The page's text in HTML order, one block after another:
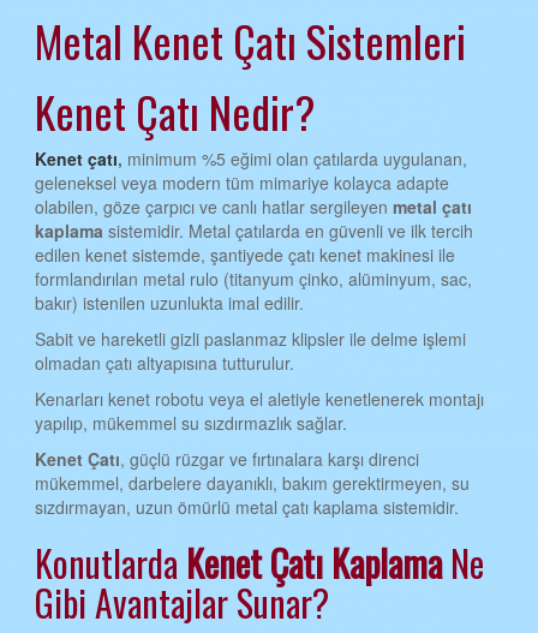
AYDIN KENET ÇATI
BALIKESİR KENET ÇATI
BİLECİK KENET ÇATI
BİNGÖL KENET ÇATI
BİTLİS KENET ÇATI
BOLU KENET ÇATI
BURDUR KENET ÇATI
ÇANAKKALE KENET ÇATI
ÇANKIRI KENET ÇATI
ÇORUM KENET ÇATI
DENİZLİ KENET ÇATI
EDİRNE KENET ÇATI
ELAZIĞ KENET ÇATI
Metal Kenet Çatı Sistemleri
Kenet Çatı Nedir?
Kenet çatı, minimum %5 eğimi olan çatılarda uygulanan,
geleneksel veya modern tüm mimariye kolayca adapte
olabilen, göze çarpıcı ve canlı hatlar sergileyenmetal çatı
kaplamasistemidir. Metal çatılarda en güvenli ve ilk tercih
edilen kenet sistemde, şantiyede çatı kenet makinesi ile
formlandırılan metal rulo (titanyum çinko, alüminyum, sac,
bakır) istenilen uzunlukta imal edilir.
Sabit ve hareketli gizli paslanmaz klipsler ile delme işlemi
olmadan çatı altyapısına tutturulur.
Kenarları kenet robotu veya el aletiyle kenetlenerek montajı
yapılıp, mükemmel su sızdırmazlık sağlar.
Kenet Çatı, güçlü rüzgar ve fırtınalara karşı direnci
mükemmel, darbelere dayanıklı, bakım gerektirmeyen, su
sızdırmayan, uzun ömürlü metal çatı kaplama sistemidir.
Konutlarda Kenet Çatı KaplamaNe
Gibi Avantajlar Sunar?